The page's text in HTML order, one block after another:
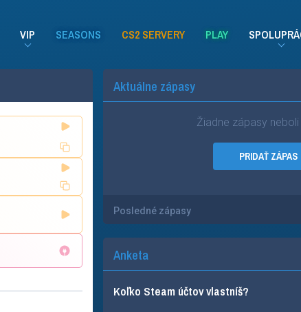
VIP SEASONS CS2 SERVERY PLAY
Aktuálne zápasy
Žiadne zápasy neboli
PRIDAŤ ZÁPAS
Posledné zápasy
Anketa
Koľko Steam účtov vlastníš?